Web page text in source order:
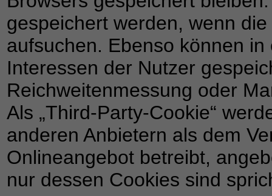
gespeichert werden, wenn
aufsuchen. Ebenso können
Interessen der Nutzer
Reichweitenmessung oder
Als „Third-Party-Cookie“
anderen Anbietern als dem
Onlineangebot betreibt,
nur dessen Cookies sind